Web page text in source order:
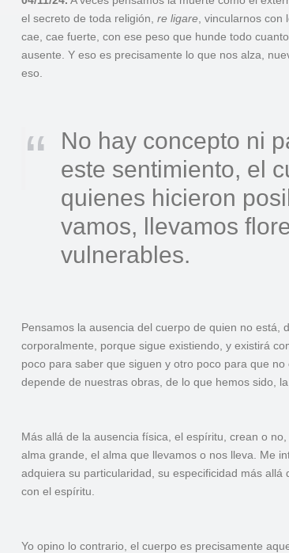
el secreto de toda religión, re ligare , vincularnos
cae, cae fuerte, con ese peso que hunde todo
ausente. Y eso es precisamente lo que nos alza,
eso.
No hay concepto ni
este sentimiento, el
quienes hicieron
vamos, llevamos
vulnerables.
Pensamos la ausencia del cuerpo de quien no está,
corporalmente, porque sigue existiendo, y existirá
poco para saber que siguen y otro poco para que
depende de nuestras obras, de lo que hemos sido,
Más allá de la ausencia física, el espíritu, crean o
alma grande, el alma que llevamos o nos lleva. Me
adquiera su particularidad, su especificidad más
con el espíritu.
Yo opino lo contrario, el cuerpo es precisamente